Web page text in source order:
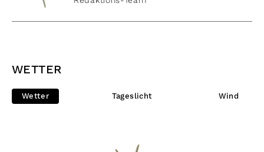
WETTER
Wetter Tageslicht Wind